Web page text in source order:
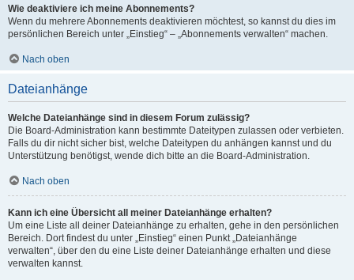
Wie deaktiviere ich meine Abonnements?
Wenn du mehrere Abonnements deaktivieren möchtest, so kannst du dies im
persönlichen Bereich unter „Einstieg“ – „Abonnements verwalten“ machen.
Nach oben
Dateianhänge
Welche Dateianhänge sind in diesem Forum zulässig?
Die Board-Administration kann bestimmte Dateitypen zulassen oder verbieten.
Falls du dir nicht sicher bist, welche Dateitypen du anhängen kannst und du
Unterstützung benötigst, wende dich bitte an die Board-Administration.
Nach oben
Kann ich eine Übersicht all meiner Dateianhänge erhalten?
Um eine Liste all deiner Dateianhänge zu erhalten, gehe in den persönlichen
Bereich. Dort findest du unter „Einstieg“ einen Punkt „Dateianhänge
verwalten“, über den du eine Liste deiner Dateianhänge erhalten und diese
verwalten kannst.